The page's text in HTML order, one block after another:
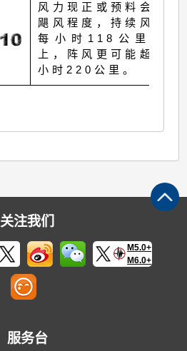
风力现正或预料会达到
飓风程度，持续风力达
每小时118公里或以
上，阵风更可能超过每
小时220公里。
关注我们
M5.0+
M6.0+
服务台